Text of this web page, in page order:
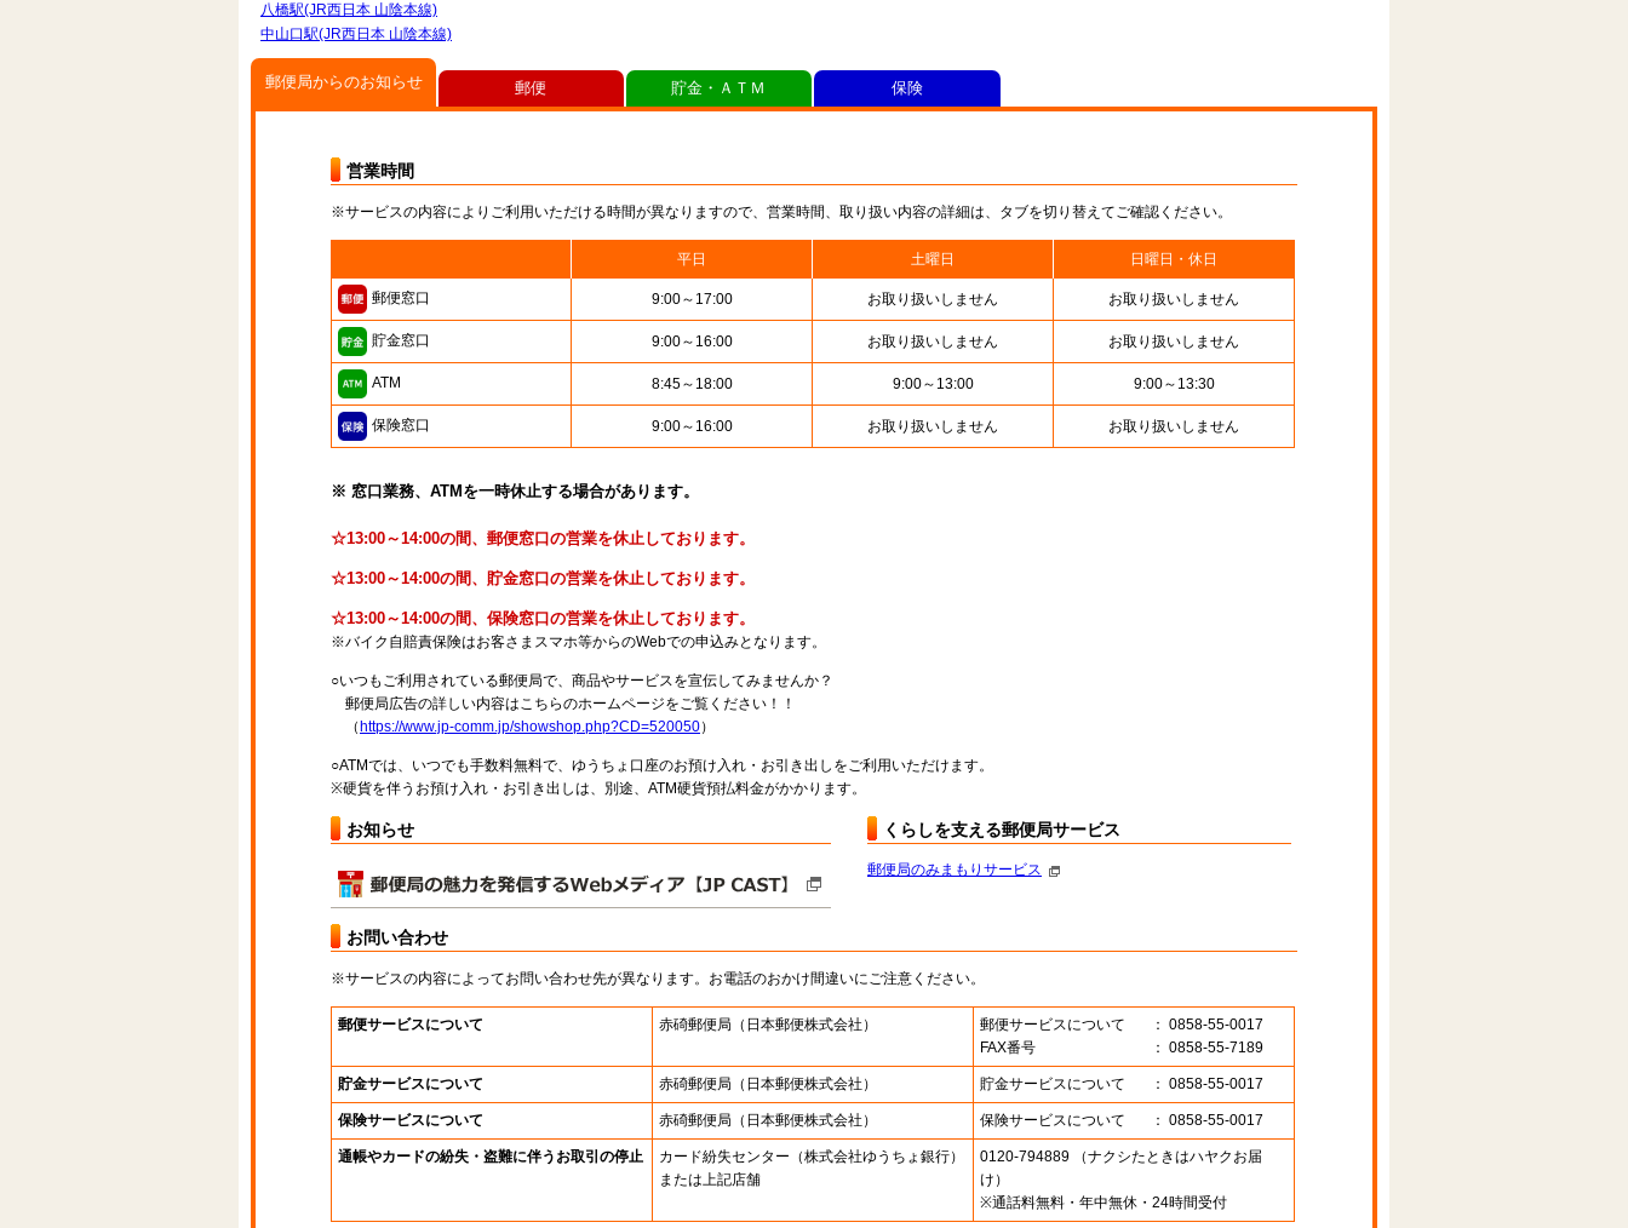
八橋駅(JR西日本 山陰本線)
中山口駅(JR西日本 山陰本線)
郵便局からのお知らせ
営業時間
※サービスの内容によりご利用いただける時間が異なりますので、営業時間、取り扱い内容の詳細は、タブを切り替えてご確認ください。
平日 土曜日 日曜日・休日
郵便窓口 9:00～17:00 お取り扱いしません お取り扱いしません
貯金窓口 9:00～16:00 お取り扱いしません お取り扱いしません
ATM 8:45～18:00 9:00～13:00 9:00～13:30
保険窓口 9:00～16:00 お取り扱いしません お取り扱いしません
※ 窓口業務、ATMを一時休止する場合があります。
☆13:00～14:00の間、郵便窓口の営業を休止しております。
☆13:00～14:00の間、貯金窓口の営業を休止しております。
☆13:00～14:00の間、保険窓口の営業を休止しております。
※バイク自賠責保険はお客さまスマホ等からのWebでの申込みとなります。
○いつもご利用されている郵便局で、商品やサービスを宣伝してみませんか？
郵便局広告の詳しい内容はこちらのホームページをご覧ください！！
（ https://www.jp-comm.jp/showshop.php?CD=520050）
○ATMでは、いつでも手数料無料で、ゆうちょ口座のお預け入れ・お引き出しをご利用いただけます。
※硬貨を伴うお預け入れ・お引き出しは、別途、ATM硬貨預払料金がかかります。
お知らせ くらしを支える郵便局サービス
郵便局のみまもりサービス
お問い合わせ
※サービスの内容によってお問い合わせ先が異なります。お電話のおかけ間違いにご注意ください。
郵便サービスについて 赤碕郵便局 （日本郵便株式会社） 郵便サービスについて
： 0858-55-0017
FAX番号
： 0858-55-7189
貯金サービスについて 赤碕郵便局 （日本郵便株式会社） 貯金サービスについて ： 0858-55-0017
保険サービスについて 赤碕郵便局 （日本郵便株式会社） 保険サービスについて ： 0858-55-0017
通帳やカードの紛失・盗難に伴うお取引の停止 カード紛失センター （株式会社ゆうちょ銀行）
または上記店舗
0120-794889 （ナクシたときはハヤクお届
け）
※通話料無料・年中無休・24時間受付
郵便 貯金・ＡＴＭ 保険